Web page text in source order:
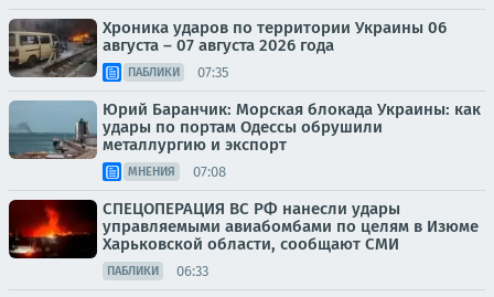
Хроника ударов по территории Украины 06
августа – 07 августа 2026 года
ПАБЛИКИ 07:35
Юрий Баранчик: Морская блокада Украины: как
удары по портам Одессы обрушили
металлургию и экспорт
МНЕНИЯ 07:08
СПЕЦОПЕРАЦИЯ ВС РФ нанесли удары
управляемыми авиабомбами по целям в Изюме
Харьковской области, сообщают СМИ
ПАБЛИКИ 06:33